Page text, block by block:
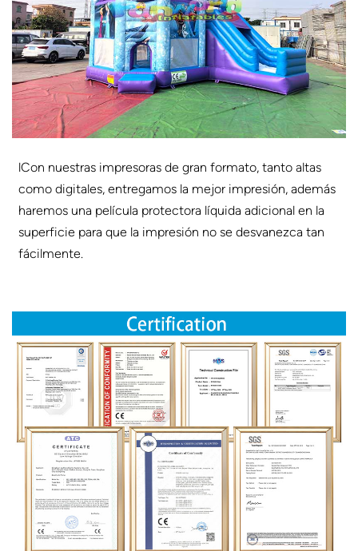
lCon nuestras impresoras de gran formato, tanto altas
como digitales, entregamos la mejor impresión, además
haremos una película protectora líquida adicional en la
superficie para que la impresión no se desvanezca tan
fácilmente.